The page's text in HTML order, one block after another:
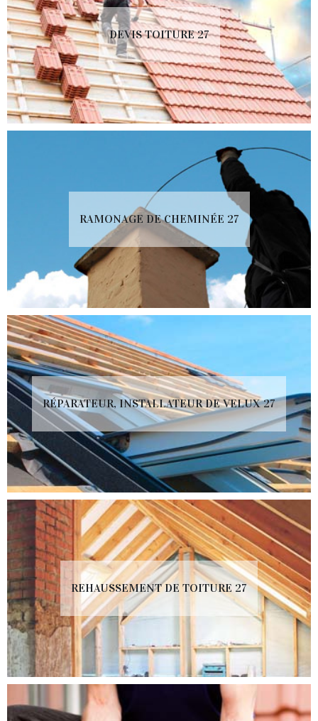
DEVIS TOITURE 27
RAMONAGE DE CHEMINÉE 27
RÉPARATEUR, INSTALLATEUR DE VELUX 27
REHAUSSEMENT DE TOITURE 27